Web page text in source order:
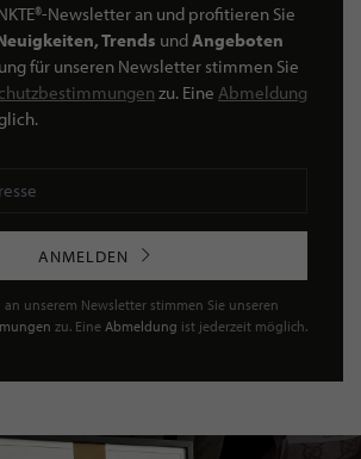
Newsletter an und profitieren Sie
Trends undAngeboten
für unseren Newsletter stimmen Sie
zu. Eine Abmeldung
ANMELDEN
unserem Newsletter stimmen Sie unseren
zu. Eine Abmeldung ist jederzeit möglich.